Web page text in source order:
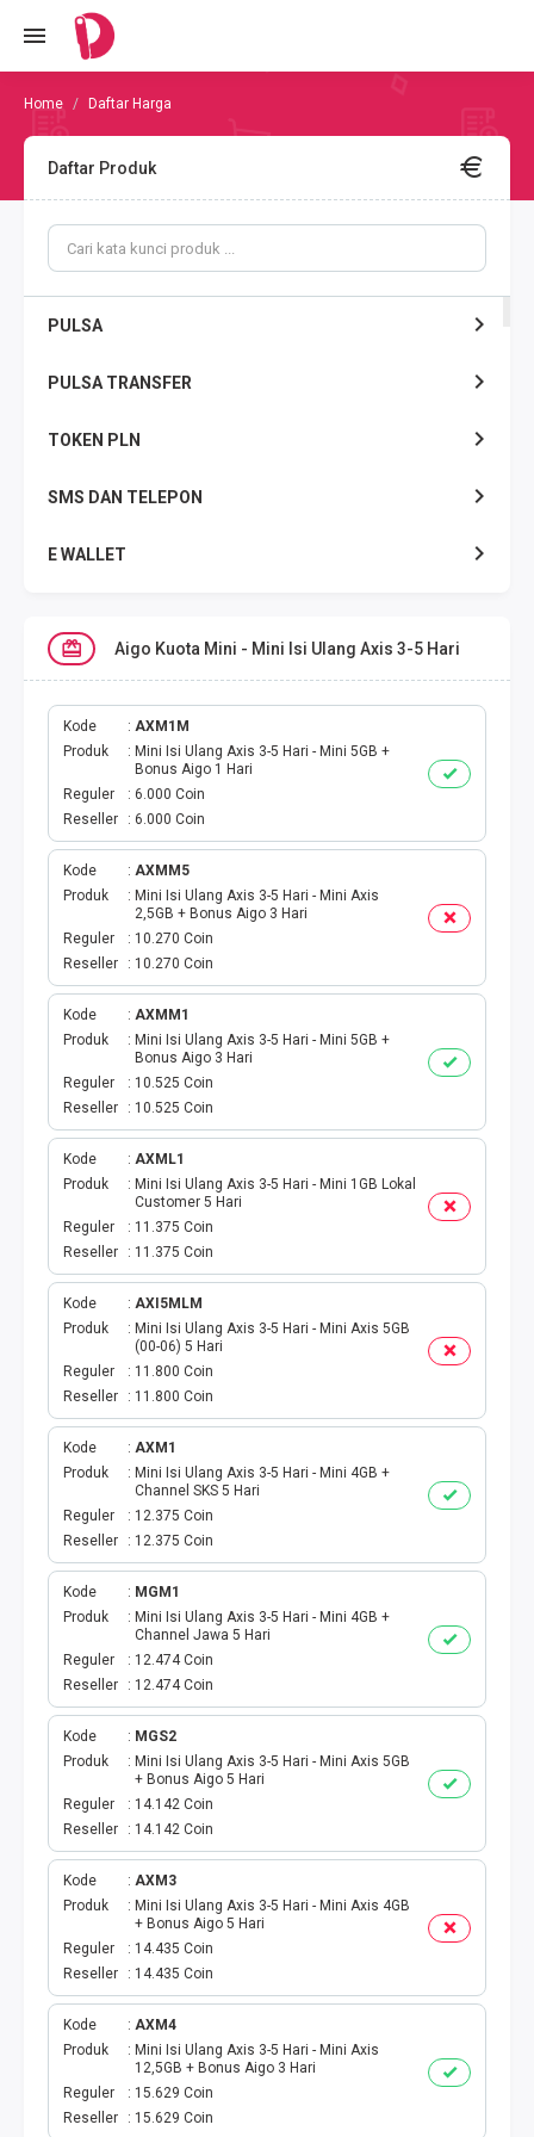
Daftar Harga
Daftar Produk
PULSA
PULSA TRANSFER
TOKEN PLN
SMS DAN TELEPON
E WALLET
DATA TELKOMSEL
DATA AXIS
DATA TRI
DATA INDOSAT
DATA XL
DATA BY.U
TOP UP GAME
VOUCHER AXIS
VOUCHER TRI
TELKOMSEL VOUCHER
VOUCHER SMARTFREN
VOUCHER INDOSAT
AXIS VOUCHER
E MONEY
PDAM
TV PASCABAYAR
LISTRIK BULANAN
CICILAN BULANAN
TELEPON PASCABAYAR
INTERNET BULANAN
E-TILANG KENDARAAN
GAS PGN
CEK KUOTA DAN PERDANA
Aigo Kuota Mini - Mini Isi Ulang Axis 3-5 Hari
Kode
AXM1M
Produk
Mini Isi Ulang Axis 3-5 Hari - Mini 5GB +
Bonus Aigo 1 Hari
Reguler
6.000 Coin
Reseller
6.000 Coin
Kode
AXMM5
Produk
Mini Isi Ulang Axis 3-5 Hari - Mini Axis
2,5GB + Bonus Aigo 3 Hari
Reguler
10.270 Coin
Reseller
10.270 Coin
Kode
AXMM1
Produk
Mini Isi Ulang Axis 3-5 Hari - Mini 5GB +
Bonus Aigo 3 Hari
Reguler
10.525 Coin
Reseller
10.525 Coin
Kode
AXML1
Produk
Mini Isi Ulang Axis 3-5 Hari - Mini 1GB Lokal
Customer 5 Hari
Reguler
11.375 Coin
Reseller
11.375 Coin
Kode
AXI5MLM
Produk
Mini Isi Ulang Axis 3-5 Hari - Mini Axis 5GB
(00-06) 5 Hari
Reguler
11.800 Coin
Reseller
11.800 Coin
Kode
AXM1
Produk
Mini Isi Ulang Axis 3-5 Hari - Mini 4GB +
Channel SKS 5 Hari
Reguler
12.375 Coin
Reseller
12.375 Coin
Kode
MGM1
Produk
Mini Isi Ulang Axis 3-5 Hari - Mini 4GB +
Channel Jawa 5 Hari
Reguler
12.474 Coin
Reseller
12.474 Coin
Kode
MGS2
Produk
Mini Isi Ulang Axis 3-5 Hari - Mini Axis 5GB
+ Bonus Aigo 5 Hari
Reguler
14.142 Coin
Reseller
14.142 Coin
Kode
AXM3
Produk
Mini Isi Ulang Axis 3-5 Hari - Mini Axis 4GB
+ Bonus Aigo 5 Hari
Reguler
14.435 Coin
Reseller
14.435 Coin
Kode
AXM4
Produk
Mini Isi Ulang Axis 3-5 Hari - Mini Axis
12,5GB + Bonus Aigo 3 Hari
Reguler
15.629 Coin
Reseller
15.629 Coin